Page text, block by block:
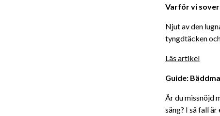
Varför vi
Njut av den
tyngdtäcken
Läs artikel
Guide:
Är du missnöjd
säng? I så fall